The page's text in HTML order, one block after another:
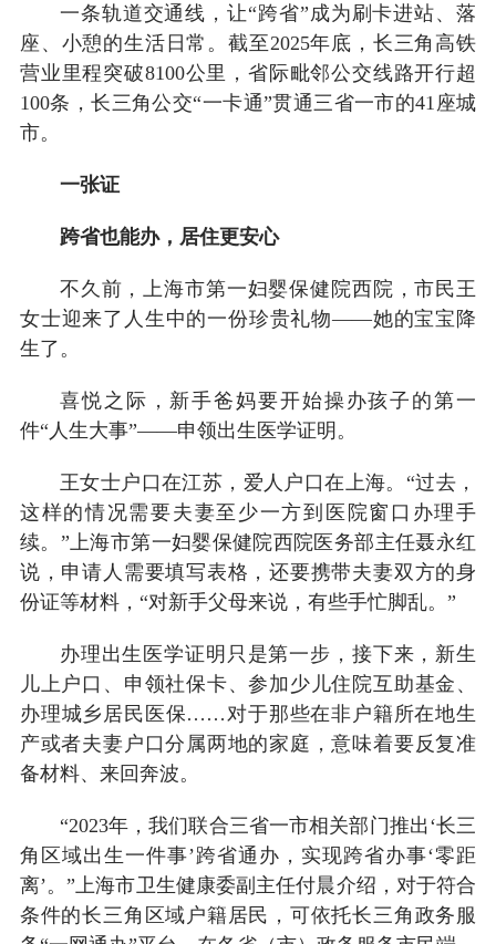
一条轨道交通线，让“跨省”成为刷卡进站、落
座、小憩的生活日常。截至2025年底，长三角高铁
营业里程突破8100公里，省际毗邻公交线路开行超
100条，长三角公交“一卡通”贯通三省一市的41座城
市。
一张证
跨省也能办，居住更安心
不久前，上海市第一妇婴保健院西院，市民王
女士迎来了人生中的一份珍贵礼物——她的宝宝降
生了。
喜悦之际，新手爸妈要开始操办孩子的第一
件“人生大事”——申领出生医学证明。
王女士户口在江苏，爱人户口在上海。“过去，
这样的情况需要夫妻至少一方到医院窗口办理手
续。”上海市第一妇婴保健院西院医务部主任聂永红
说，申请人需要填写表格，还要携带夫妻双方的身
份证等材料，“对新手父母来说，有些手忙脚乱。”
办理出生医学证明只是第一步，接下来，新生
儿上户口、申领社保卡、参加少儿住院互助基金、
办理城乡居民医保……对于那些在非户籍所在地生
产或者夫妻户口分属两地的家庭，意味着要反复准
备材料、来回奔波。
“2023年，我们联合三省一市相关部门推出‘长三
角区域出生一件事’跨省通办，实现跨省办事‘零距
离’。”上海市卫生健康委副主任付晨介绍，对于符合
条件的长三角区域户籍居民，可依托长三角政务服